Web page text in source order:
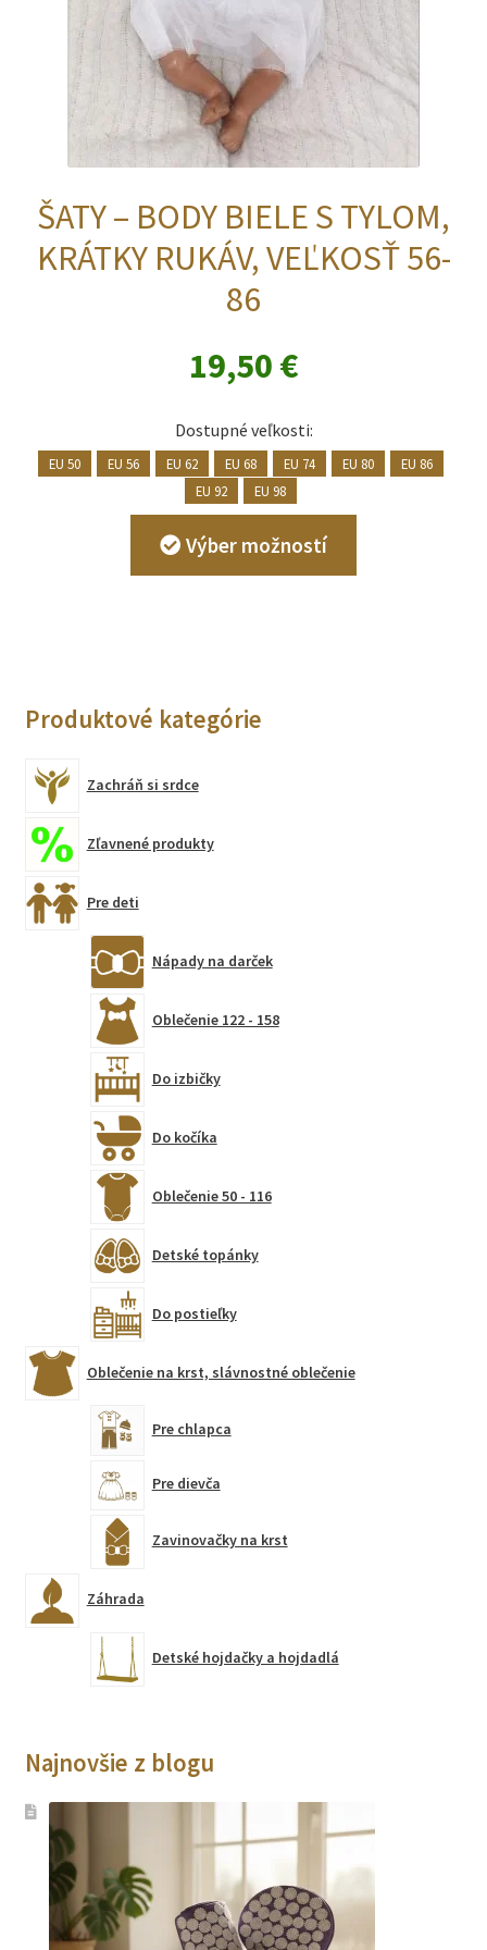
ŠATY – BODY BIELE S TYLOM,
KRÁTKY RUKÁV, VEĽKOSŤ 56-
86
19,50 €
Dostupné veľkosti:
EU 50 EU 56 EU 62 EU 68 EU 74 EU 80
EU 86
EU 92
EU 98
Výber možností
má
Produktové kategórie
Zachráň si srdce
Zľavnené produkty
Pre deti
Nápady na darček
Oblečenie 122 - 158
Do izbičky
Do kočíka
Oblečenie 50 - 116
Detské topánky
Do postieľky
Oblečenie na krst, slávnostné oblečenie
Pre chlapca
Pre dievča
Zavinovačky na krst
Záhrada
Detské hojdačky a hojdadlá
Najnovšie z blogu